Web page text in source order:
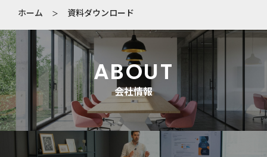
ホーム ＞ 資料ダウンロード
ABOUT
会社情報